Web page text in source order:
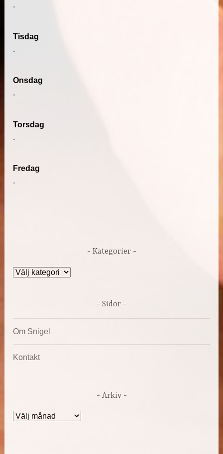
.
Tisdag
.
Onsdag
.
Torsdag
.
Fredag
.
Kategorier
Kategorier
Sidor
Om Snigel
Kontakt
Arkiv
Arkiv